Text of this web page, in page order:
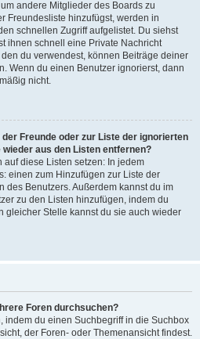
andere Mitglieder des Boards zu
Freundesliste hinzufügst, werden in
schnellen Zugriff aufgelistet. Du siehst
ihnen schnell eine Private Nachricht
du verwendest, können Beiträge deiner
Wenn du einen Benutzer ignorierst, dann
nicht.
Freunde oder zur Liste der ignorierten
aus den Listen entfernen?
auf diese Listen setzen: In jedem
einen zum Hinzufügen zur Liste der
des Benutzers. Außerdem kannst du im
zu den Listen hinzufügen, indem du
gleicher Stelle kannst du sie auch wieder
Foren durchsuchen?
indem du einen Suchbegriff in die Suchbox
der Foren- oder Themenansicht findest.